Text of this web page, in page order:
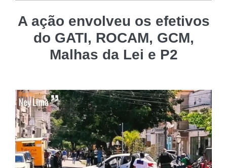
A ação envolveu os efetivos
do GATI, ROCAM, GCM,
Malhas da Lei e P2